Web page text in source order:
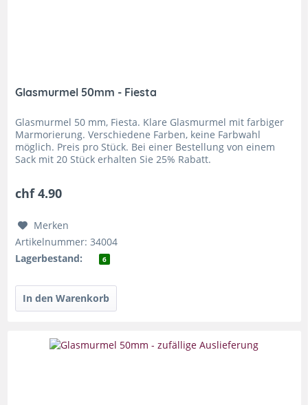
Glasmurmel 50mm - Fiesta
Glasmurmel 50 mm, Fiesta. Klare Glasmurmel mit farbiger
Marmorierung. Verschiedene Farben, keine Farbwahl
möglich. Preis pro Stück. Bei einer Bestellung von einem
Sack mit 20 Stück erhalten Sie 25% Rabatt.
chf 4.90
Merken
Artikelnummer: 34004
Lagerbestand:
6